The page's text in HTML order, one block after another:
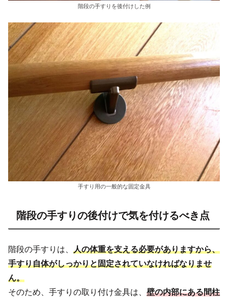
階段の手すりを後付けした例
手すり用の一般的な固定金具
階段の手すりの後付けで気を付けるべき点
階段の手すりは、 人の体重を支える必要がありますから、
手すり自体がしっかりと固定されていなければなりませ
ん。
そのため、 手すりの取り付け金具は、 壁の内部にある間柱